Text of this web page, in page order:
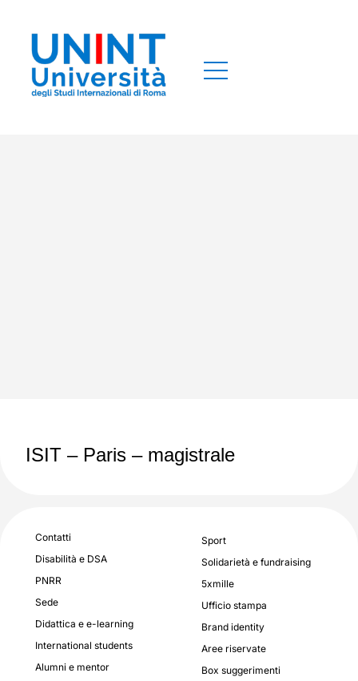
ISIT – Paris – magistrale
Contatti
Disabilità e DSA
PNRR
Sede
Didattica e e-learning
International students
Alumni e mentor
Sport
Solidarietà e fundraising
5xmille
Ufficio stampa
Brand identity
Aree riservate
Box suggerimenti